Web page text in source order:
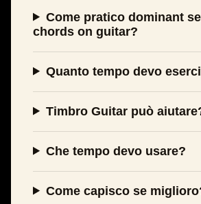
Come pratico dominant
chords on guitar?
Quanto tempo devo
Timbro Guitar può
Che tempo devo usare?
Come capisco se